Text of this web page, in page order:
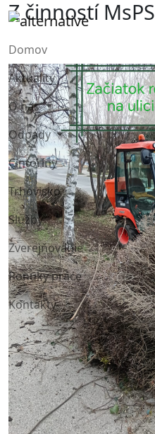
Domov
Aktuality
O nás
Odpady
Cintoríny
Trhovisko
Služby
Zverejňovanie
Ponuky práce
Kontakty
Z činností MsPS